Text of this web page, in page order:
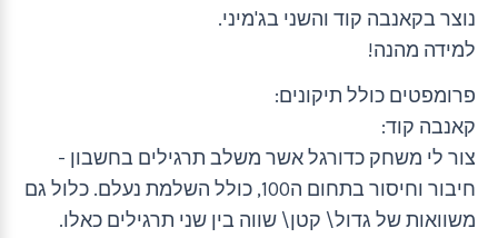
נוצר בקאנבה קוד והשני בג'מיני.
למידה מהנה!
פרומפטים כולל תיקונים:
קאנבה קוד:
צור לי משחק כדורגל אשר משלב תרגילים בחשבון -
חיבור וחיסור בתחום ה100, כולל השלמת נעלם. כלול גם
משוואות של גדול\ קטן\ שווה בין שני תרגילים כאלו.